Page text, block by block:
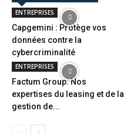
ENTREPRISES
Capgemini : Protège vos
données contre la
cybercriminalité
ENTREPRISES
Factum Group: Nos
expertises du leasing et de la
gestion de...